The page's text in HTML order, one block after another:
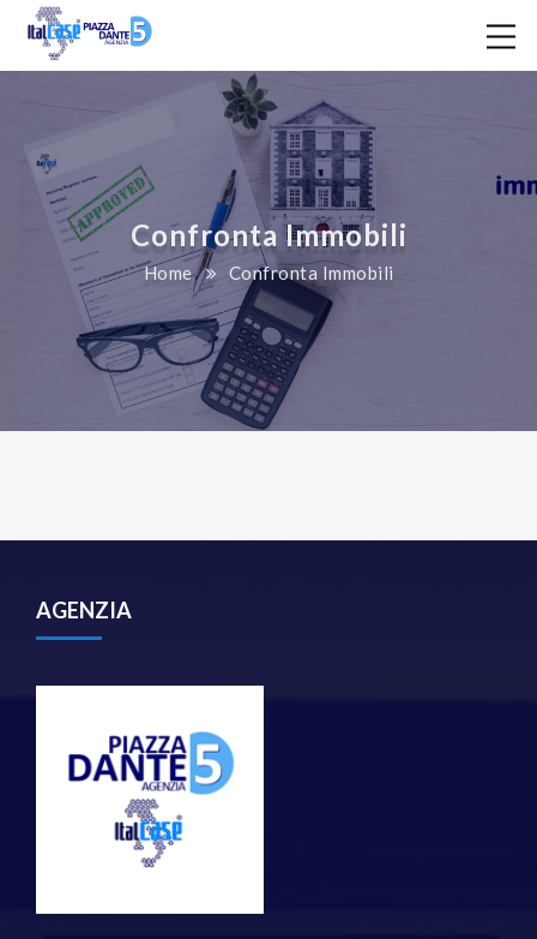
Confronta Immobili
Home Confronta Immobili
AGENZIA